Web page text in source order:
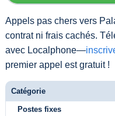
Appels pas chers vers
contrat ni frais cachés.
avec Localphone—
premier appel est gratuit !
Catégorie
Postes fixes